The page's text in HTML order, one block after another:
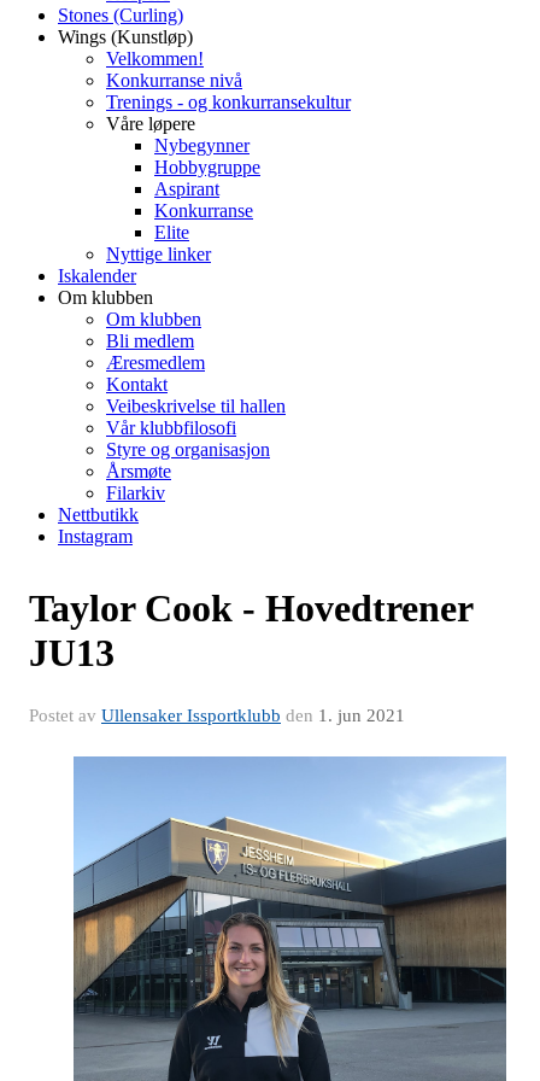
Stones (Curling)
Wings (Kunstløp)
Velkommen!
Konkurranse nivå
Trenings - og konkurransekultur
Våre løpere
Nybegynner
Hobbygruppe
Aspirant
Konkurranse
Elite
Nyttige linker
Iskalender
Om klubben
Om klubben
Bli medlem
Æresmedlem
Kontakt
Veibeskrivelse til hallen
Vår klubbfilosofi
Styre og organisasjon
Årsmøte
Filarkiv
Nettbutikk
Instagram
Taylor Cook - Hovedtrener
JU13
Postet av Ullensaker Issportklubb den 1. jun 2021